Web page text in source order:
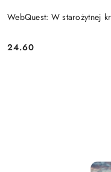
WebQuest: W starożytnej
Cena:
24.60